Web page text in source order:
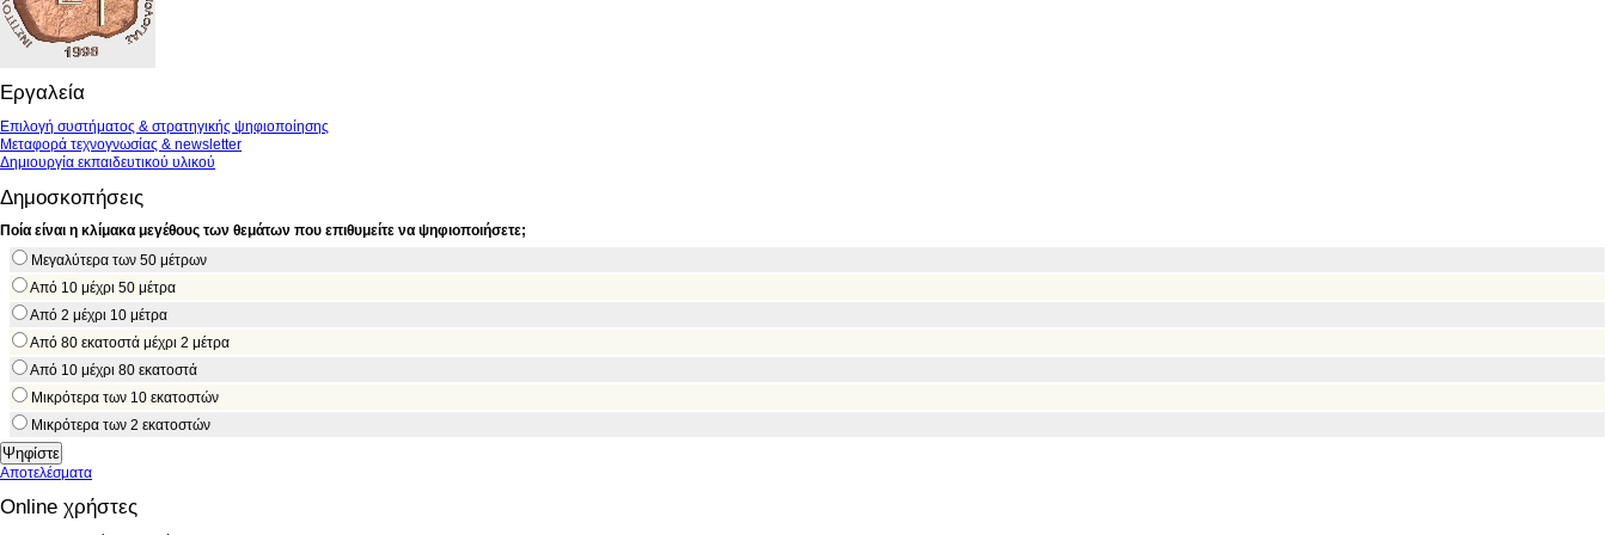
Εργαλεία
Επιλογή συστήματος & στρατηγικής ψηφιοποίησης
Μεταφορά τεχνογνωσίας & newsletter
Δημιουργία εκπαιδευτικού υλικού
Δημοσκοπήσεις
Ποία είναι η κλίμακα μεγέθους των θεμάτων που επιθυμείτε να ψηφιοποιήσετε;
Μεγαλύτερα των 50 μέτρων
Από 10 μέχρι 50 μέτρα
Από 2 μέχρι 10 μέτρα
Από 80 εκατοστά μέχρι 2 μέτρα
Από 10 μέχρι 80 εκατοστά
Μικρότερα των 10 εκατοστών
Μικρότερα των 2 εκατοστών
Αποτελέσματα
Online χρήστες